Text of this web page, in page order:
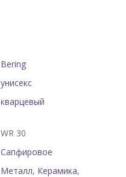
Bering
унисекс
кварцевый
WR 30
Сапфировое
Металл, Керамика,